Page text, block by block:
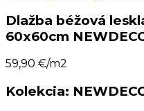
Dlažba béžová
60x60cm
59,90 €/m2
Kolekcia: